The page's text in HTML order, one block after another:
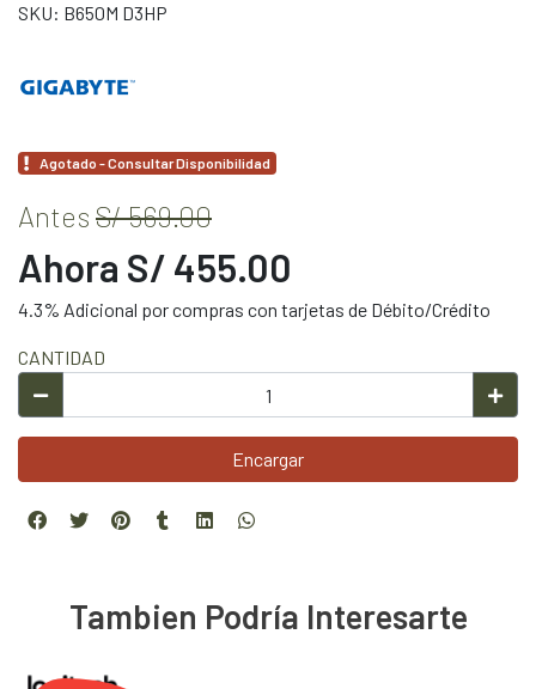
SKU: B650M D3HP
Agotado - Consultar Disponibilidad
Antes S/ 569.00
Ahora S/ 455.00
4.3% Adicional por compras con tarjetas de Débito/Crédito
CANTIDAD
Encargar
Tambien Podría Interesarte